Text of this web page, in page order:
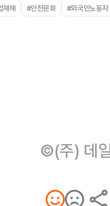
재해 #안전문화 #외국인노동자
©(주) 데